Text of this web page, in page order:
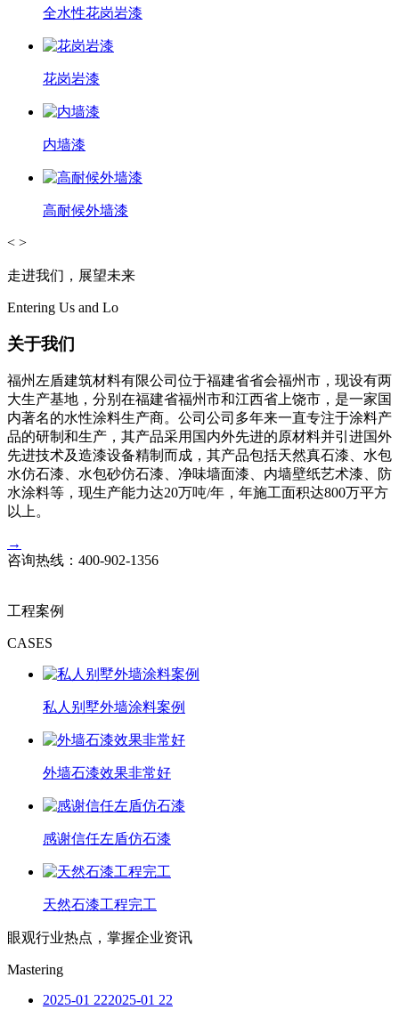
全水性花岗岩漆
花岗岩漆
内墙漆
高耐候外墙漆
< >
走进我们，展望未来
Entering Us and Lo
关于我们
福州左盾建筑材料有限公司位于福建省省会福州市，现设有两
大生产基地，分别在福建省福州市和江西省上饶市，是一家国
内著名的水性涂料生产商。公司公司多年来一直专注于涂料产
品的研制和生产，其产品采用国内外先进的原材料并引进国外
先进技术及造漆设备精制而成，其产品包括天然真石漆、水包
水仿石漆、水包砂仿石漆、净味墙面漆、内墙壁纸艺术漆、防
水涂料等，现生产能力达20万吨/年，年施工面积达800万平方
以上。
→
咨询热线： 400-902-1356
工程案例
CASES
私人别墅外墙涂料案例
外墙石漆效果非常好
感谢信任左盾仿石漆
天然石漆工程完工
眼观行业热点，掌握企业资讯
Mastering
2025-01 222025-01 22